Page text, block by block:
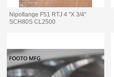
Nipoflange F51 RTJ 4 "X 3/4"
SCH80S CL2500